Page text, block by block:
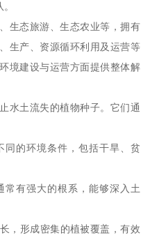
生态旅游、生态农业等，拥有
生产、资源循环利用及运营等
境建设与运营方面提供整体解
水土流失的植物种子。它们通
同的环境条件，包括干旱、贫
常有强大的根系，能够深入土
，形成密集的植被覆盖，有效